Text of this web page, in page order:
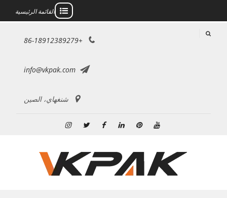
تخطى
القائمة الرئيسية
+86-18912389279
info@vkpak.com
شنغهاي، الصين